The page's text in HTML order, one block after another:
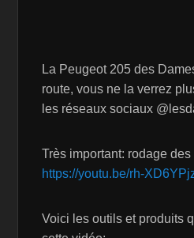
La Peugeot 205 des
route, vous ne la verrez
les réseaux sociaux
Très important: rodage des
https://youtu.be/rh-
Voici les outils et produits